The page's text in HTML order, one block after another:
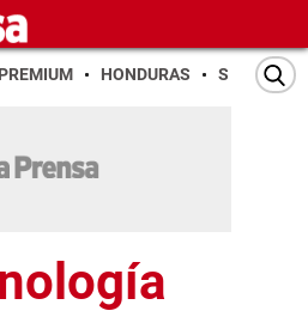
PREMIUM HONDURAS SAN PEDRO